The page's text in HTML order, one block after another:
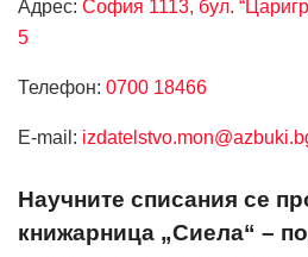
Адрес: София 1113, бул.
5
Телефон: 0700 18466
Е-mail:
Научните списания се
книжарница „Сиела“ –